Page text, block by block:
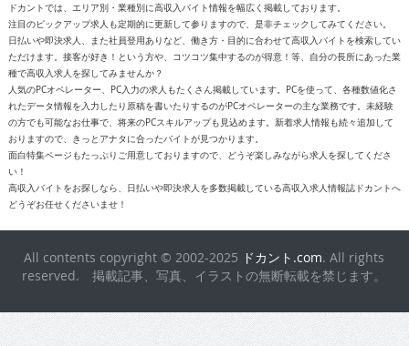
ドカントでは、エリア別・業種別に高収入バイト情報を幅広く掲載しております。
注目のピックアップ求人も定期的に更新して参りますので、是非チェックしてみてください。
日払いや即決求人、また社員登用ありなど、働き方・目的に合わせて高収入バイトを検索してい
ただけます。接客が好き！という方や、コツコツ集中するのが得意！等、自分の長所にあった業
種で高収入求人を探してみませんか？
人気のPCオペレーター、PC入力の求人もたくさん掲載しています。PCを使って、各種数値化さ
れたデータ情報を入力したり原稿を書いたりするのがPCオペレーターの主な業務です。未経験
の方でも可能なお仕事で、将来のPCスキルアップも見込めます。新着求人情報も続々追加して
おりますので、きっとアナタに合ったバイトが見つかります。
面白特集ページもたっぷりご用意しておりますので、どうぞ楽しみながら求人を探してくださ
い！
高収入バイトをお探しなら、日払いや即決求人を多数掲載している高収入求人情報誌ドカントへ
どうぞお任せくださいませ！
All contents copyright © 2002-2025 ドカント.com. All rights
reserved. 掲載記事、写真、イラストの無断転載を禁じます。